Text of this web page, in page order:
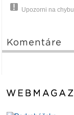
Upozorni na chybu
Komentáre